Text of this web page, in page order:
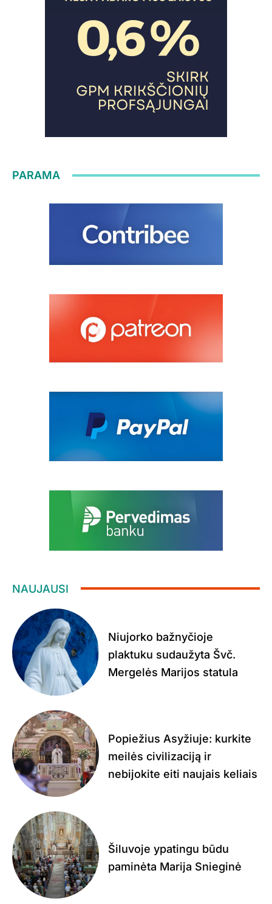
PARAMA
NAUJAUSI
Niujorko bažnyčioje
plaktuku sudaužyta Švč.
Mergelės Marijos statula
Popiežius Asyžiuje: kurkite
meilės civilizaciją ir
nebijokite eiti naujais keliais
Šiluvoje ypatingu būdu
paminėta Marija Snieginė